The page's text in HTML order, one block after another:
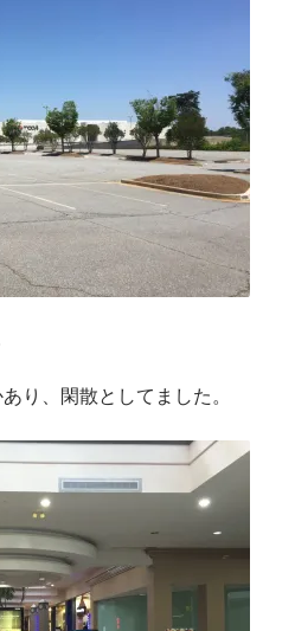
り、閑散としてました。